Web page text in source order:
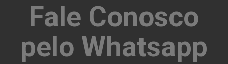
Fale Conosco
pelo Whatsapp